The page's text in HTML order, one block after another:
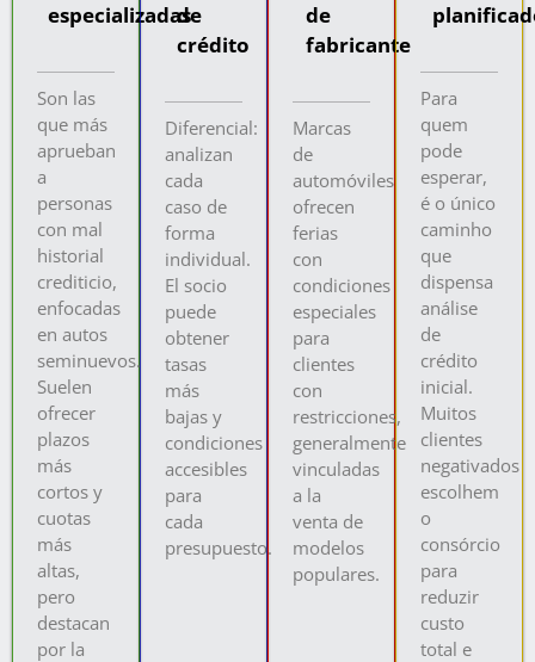
especializadas
Son las
que más
aprueban
a
personas
con mal
historial
crediticio,
enfocadas
en autos
seminuevos.
Suelen
ofrecer
plazos
más
cortos y
cuotas
más
altas,
pero
destacan
por la
de
crédito
Diferencial:
analizan
cada
caso de
forma
individual.
El socio
puede
obtener
tasas
más
bajas y
condiciones
accesibles
para
cada
presupuesto.
de
fabricante
Marcas
de
automóviles
ofrecen
ferias
con
condiciones
especiales
para
clientes
con
restricciones,
generalmente
vinculadas
a la
venta de
modelos
populares.
Para
quem
pode
esperar,
é o único
caminho
que
dispensa
análise
de
crédito
inicial.
Muitos
clientes
negativados
escolhem
o
consórcio
para
reduzir
custo
total e